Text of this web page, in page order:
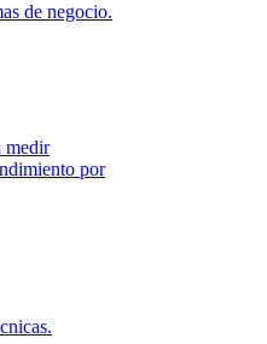
de negocio.
medir
por